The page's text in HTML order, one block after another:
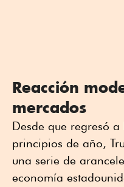
Reacción
mercados
Desde que regresó
principios de año,
una serie de
economía